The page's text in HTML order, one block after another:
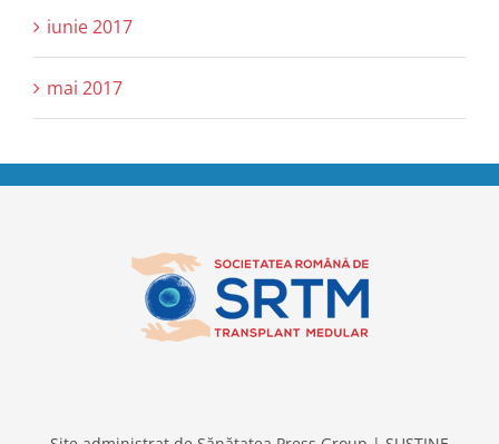
iunie 2017
mai 2017